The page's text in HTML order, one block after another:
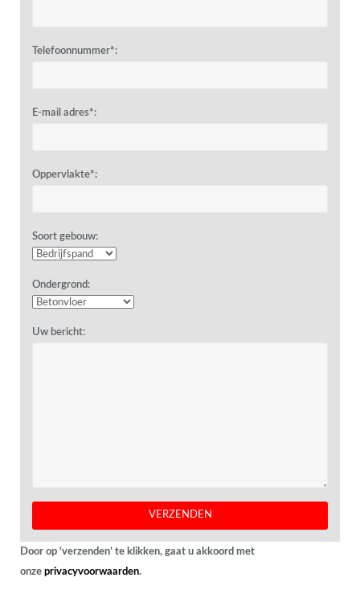
Telefoonnummer*:
E-mail adres*:
Oppervlakte*:
Soort gebouw:
Ondergrond:
Uw bericht:
Door op ‘verzenden’ te klikken, gaat u akkoord met
onze privacyvoorwaarden.